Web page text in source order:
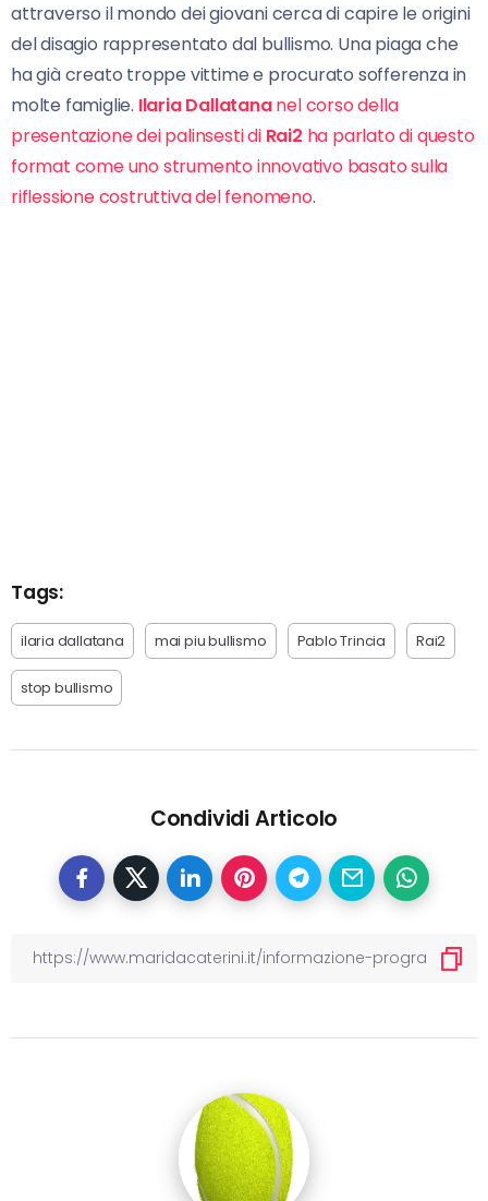
attraverso il mondo dei giovani cerca di capire le origini
del disagio rappresentato dal bullismo. Una piaga che
ha già creato troppe vittime e procurato sofferenza in
molte famiglie. Ilaria Dallatananel corso della
presentazione dei palinsesti di Rai2 ha parlato di questo
format come uno strumento innovativo basato sulla
riflessione costruttiva del fenomeno.
Tags:
ilaria dallatana mai piu bullismo Pablo Trincia Rai2
stop bullismo
Condividi Articolo